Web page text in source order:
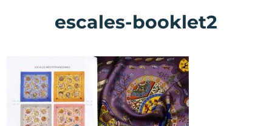
escales-booklet2